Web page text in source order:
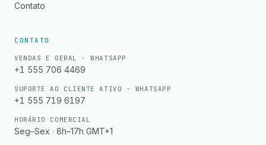
Contato
CONTATO
VENDAS E GERAL · WHATSAPP
+1 555 706 4469
SUPORTE AO CLIENTE ATIVO · WHATSAPP
+1 555 719 6197
HORÁRIO COMERCIAL
Seg–Sex · 8h–17h GMT+1